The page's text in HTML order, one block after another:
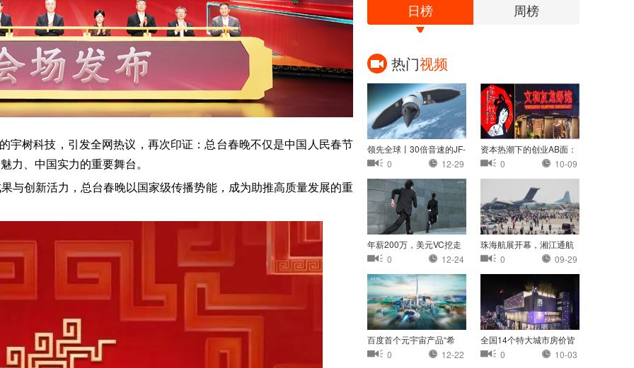
宇树科技，引发全网热议，再次印证：总台春晚不仅是中国人民春节
力、中国实力的重要舞台。
与创新活力，总台春晚以国家级传播势能，成为助推高质量发展的重
日榜 周榜
热门视频
领先全球丨30倍音速的JF-
22：中国高超音速
0 12-29
资本热潮下的创业AB面：
茶颜悦色认怂，
0 10-09
年薪200万，美元VC挖走
我的员工
0 12-24
珠海航展开幕，湘江通航
小镇首次亮相珠
0 09-29
百度首个元宇宙产品“希
壤”正式开放内
0 12-22
全国14个特大城市房价皆
过万：杭州最高
0 10-03